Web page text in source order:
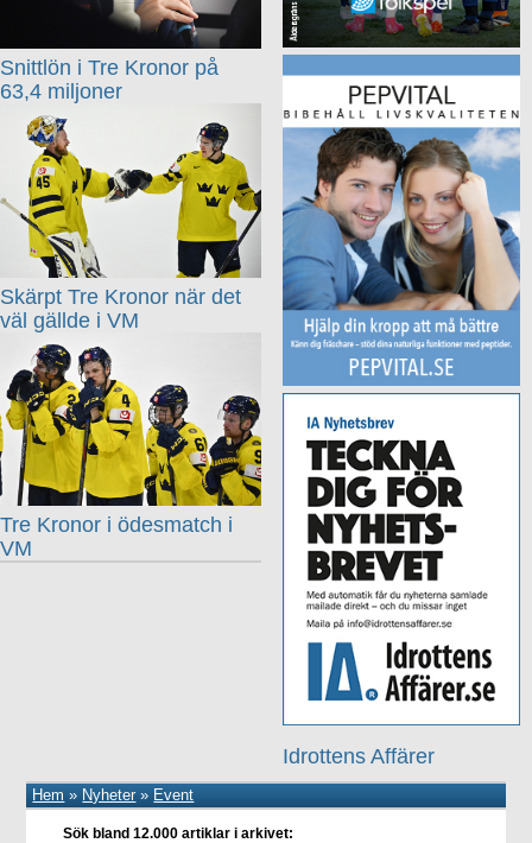
Idrottens Affärer
Snittlön i Tre Kronor på
63,4 miljoner
Skärpt Tre Kronor när det
väl gällde i VM
Tre Kronor i ödesmatch i
VM
Hem » Nyheter» Event
Sök bland 12.000 artiklar i arkivet: